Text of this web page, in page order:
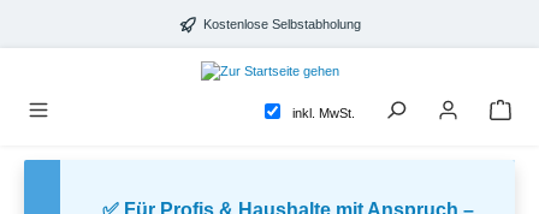
Kostenlose Selbstabholung
inkl. MwSt.